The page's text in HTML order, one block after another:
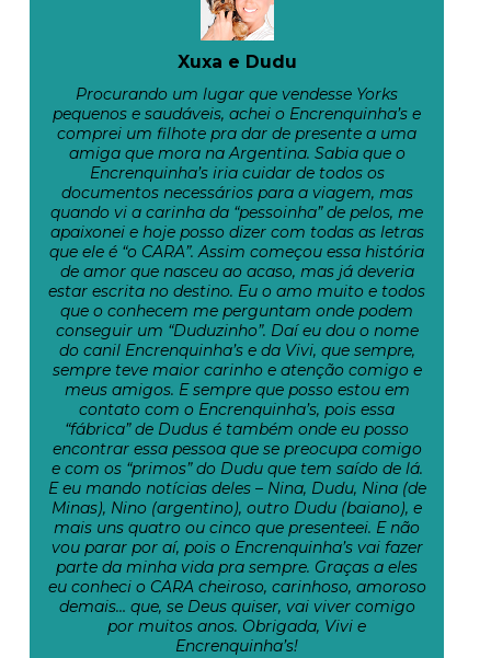
Xuxa e Dudu
Procurando um lugar que vendesse Yorks
pequenos e saudáveis, achei o Encrenquinha’s e
comprei um filhote pra dar de presente a uma
amiga que mora na Argentina. Sabia que o
Encrenquinha’s iria cuidar de todos os
documentos necessários para a viagem, mas
quando vi a carinha da “pessoinha” de pelos, me
apaixonei e hoje posso dizer com todas as letras
que ele é “o CARA”. Assim começou essa história
de amor que nasceu ao acaso, mas já deveria
estar escrita no destino. Eu o amo muito e todos
que o conhecem me perguntam onde podem
conseguir um “Duduzinho”. Daí eu dou o nome
do canil Encrenquinha’s e da Vivi, que sempre,
sempre teve maior carinho e atenção comigo e
meus amigos. E sempre que posso estou em
contato com o Encrenquinha’s, pois essa
“fábrica” de Dudus é também onde eu posso
encontrar essa pessoa que se preocupa comigo
e com os “primos” do Dudu que tem saído de lá.
E eu mando notícias deles – Nina, Dudu, Nina (de
Minas), Nino (argentino), outro Dudu (baiano), e
mais uns quatro ou cinco que presenteei. E não
vou parar por aí, pois o Encrenquinha’s vai fazer
parte da minha vida pra sempre. Graças a eles
eu conheci o CARA cheiroso, carinhoso, amoroso
demais… que, se Deus quiser, vai viver comigo
por muitos anos. Obrigada, Vivi e
Encrenquinha’s!